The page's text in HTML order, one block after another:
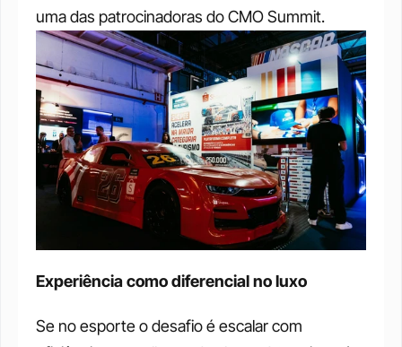
uma das patrocinadoras do CMO Summit.
Experiência como diferencial no luxo
Se no esporte o desafio é escalar com